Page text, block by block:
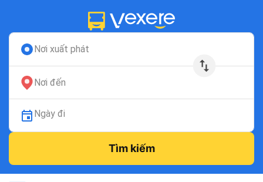
Nơi xuất phát
Nơi đến
Ngày đi
Tìm kiếm